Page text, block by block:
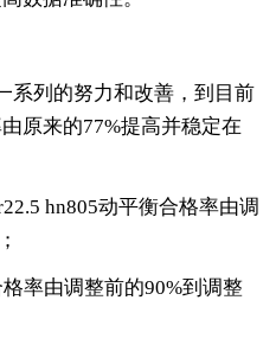
列的努力和改善，到目前
原来的77%提高并稳定在
hn805动平衡合格率由调
率由调整前的90%到调整